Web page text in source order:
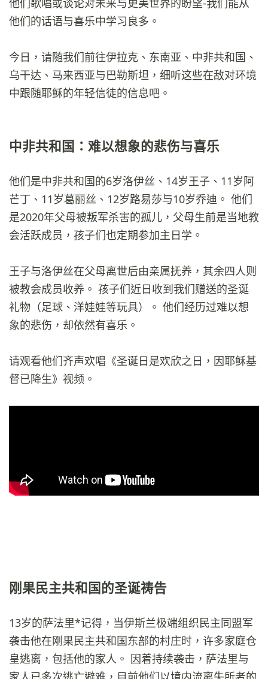
他们歌唱或谈论对未来与更美世界的盼望-我们能从
他们的话语与喜乐中学习良多。
今日，请随我们前往伊拉克、东南亚、中非共和国、
乌干达、马来西亚与巴勒斯坦，细听这些在敌对环境
中跟随耶稣的年轻信徒的信息吧。
中非共和国：难以想象的悲伤与喜乐
他们是中非共和国的6岁洛伊丝、14岁王子、11岁阿
芒丁、11岁葛丽丝、12岁路易莎与10岁乔迪。 他们
是2020年父母被叛军杀害的孤儿，父母生前是当地教
会活跃成员，孩子们也定期参加主日学。
王子与洛伊丝在父母离世后由亲属抚养，其余四人则
被教会成员收养。 孩子们近日收到我们赠送的圣诞
礼物（足球、洋娃娃等玩具）。 他们经历过难以想
象的悲伤，却依然有喜乐。
请观看他们齐声欢唱《圣诞日是欢欣之日，因耶稣基
督已降生》视频。
刚果民主共和国的圣诞祷告
13岁的萨法里*记得，当伊斯兰极端组织民主同盟军
袭击他在刚果民主共和国东部的村庄时，许多家庭仓
皇逃离，包括他的家人。 因着持续袭击，萨法里与